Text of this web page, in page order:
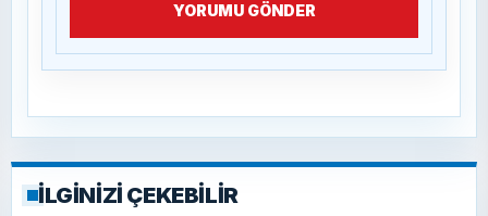
YORUMU GÖNDER
İLGİNİZİ ÇEKEBİLİR